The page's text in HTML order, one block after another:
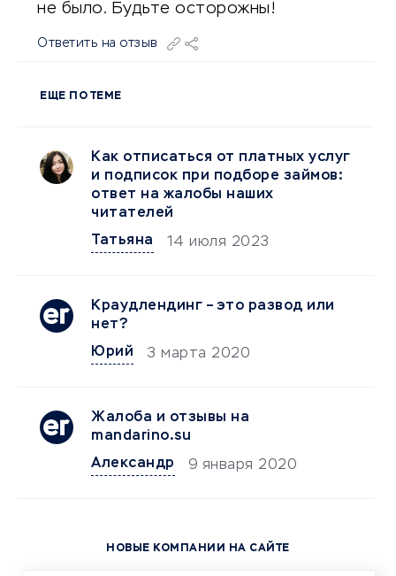
не было. Будьте осторожны!
Ответить на отзыв
ЕЩЕ ПО ТЕМЕ
Как отписаться от платных услуг
и подписок при подборе займов:
ответ на жалобы наших
читателей
Татьяна
14 июля 2023
Краудлендинг – это развод или
нет?
Юрий
3 марта 2020
Жалоба и отзывы на
mandarino.su
Александр
9 января 2020
НОВЫЕ КОМПАНИИ НА САЙТЕ